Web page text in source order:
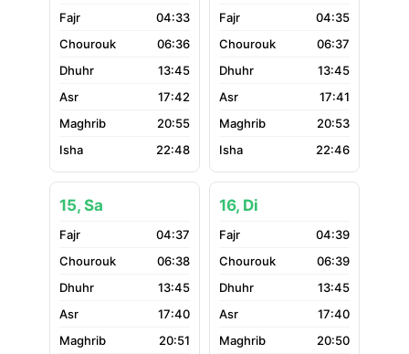
04:33
06:36
13:45
17:42
20:55
22:48
04:35
06:37
13:45
17:41
20:53
22:46
15, Sa
04:37
06:38
13:45
17:40
20:51
16, Di
04:39
06:39
13:45
17:40
20:50